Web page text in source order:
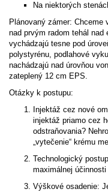
Na niektorých
Plánovaný zámer: Chceme
nad prvým radom tehál
vychádzajú tesne pod
polystyrénu, podlahové
nachádzajú nad úrovňou
zateplený 12 cm EPS.
Otázky k postupu:
Injektáž cez nové
injektáž priamo cez
odstraňovania?
„vytečenie“ krému
Technologický
maximálnej
Výškové osadenie: